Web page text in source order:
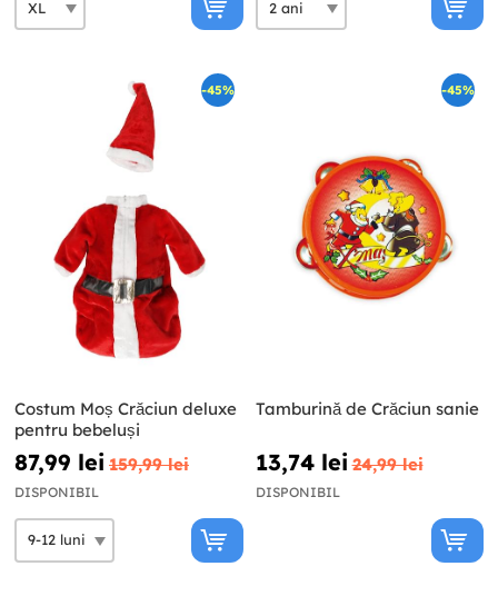
-45%
Costum Moș Crăciun deluxe
pentru bebeluși
87,99 lei 159,99 lei
DISPONIBIL
-45%
Tamburină de Crăciun sanie
13,74 lei 24,99 lei
DISPONIBIL